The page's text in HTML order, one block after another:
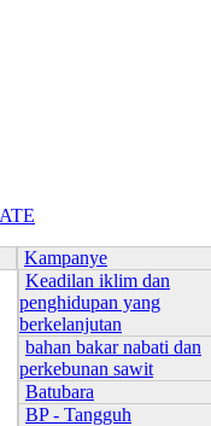
Kampanye
Keadilan iklim dan
penghidupan yang
berkelanjutan
bahan bakar nabati dan
perkebunan sawit
Batubara
BP - Tangguh